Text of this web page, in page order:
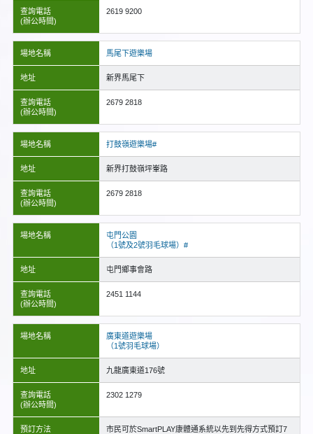
查詢電話
(辦公時間)
2619 9200
場地名稱 馬尾下遊樂場
地址 新界馬尾下
查詢電話
(辦公時間)
2679 2818
場地名稱 打鼓嶺遊樂場#
地址 新界打鼓嶺坪輋路
查詢電話
(辦公時間)
2679 2818
場地名稱
屯門公園
（1號及2號羽毛球場）#
地址 屯門鄉事會路
查詢電話
(辦公時間)
2451 1144
場地名稱
廣東道遊樂場
（1號羽毛球場）
地址 九龍廣東道176號
查詢電話
(辦公時間)
2302 1279
預訂方法
市民可於SmartPLAY康體通系統以先到先得方式預訂7